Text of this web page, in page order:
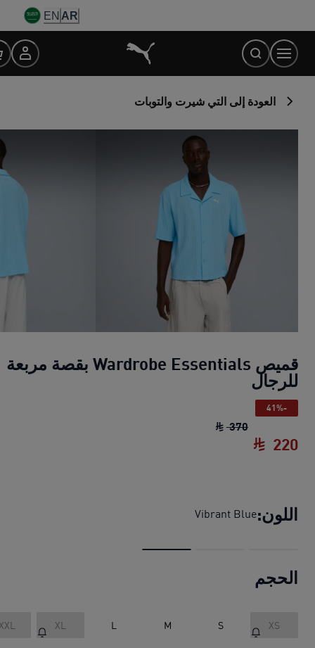
Content
AR
EN
العودة إلى التي شيرت والتوبات
قميص Wardrobe Essentials بقصة مربعة
للرجال
-41%
370 قميص Wardrobe Essentials بقصة مربعة للرجال
220
اللون:Vibrant Blue
الحجم
XS
S
M
L
XL